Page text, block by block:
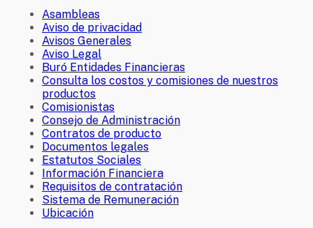
Asambleas
Aviso de privacidad
Avisos Generales
Aviso Legal
Buró Entidades Financieras
Consulta los costos y comisiones de nuestros
productos
Comisionistas
Consejo de Administración
Contratos de producto
Documentos legales
Estatutos Sociales
Información Financiera
Requisitos de contratación
Sistema de Remuneración
Ubicación